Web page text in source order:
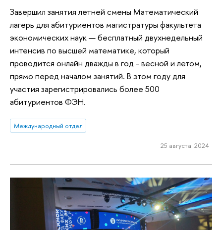
Завершил занятия летней смены Математический
лагерь для абитуриентов магистратуры факультета
экономических наук — бесплатный двухнедельный
интенсив по высшей математике, который
проводится онлайн дважды в год - весной и летом,
прямо перед началом занятий. В этом году для
участия зарегистрировались более 500
абитуриентов ФЭН.
Международный отдел
25 августа 2024